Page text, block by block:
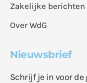
Zakelijke berichten
Over WdG
Nieuwsbrief
Schrijf je in voor de